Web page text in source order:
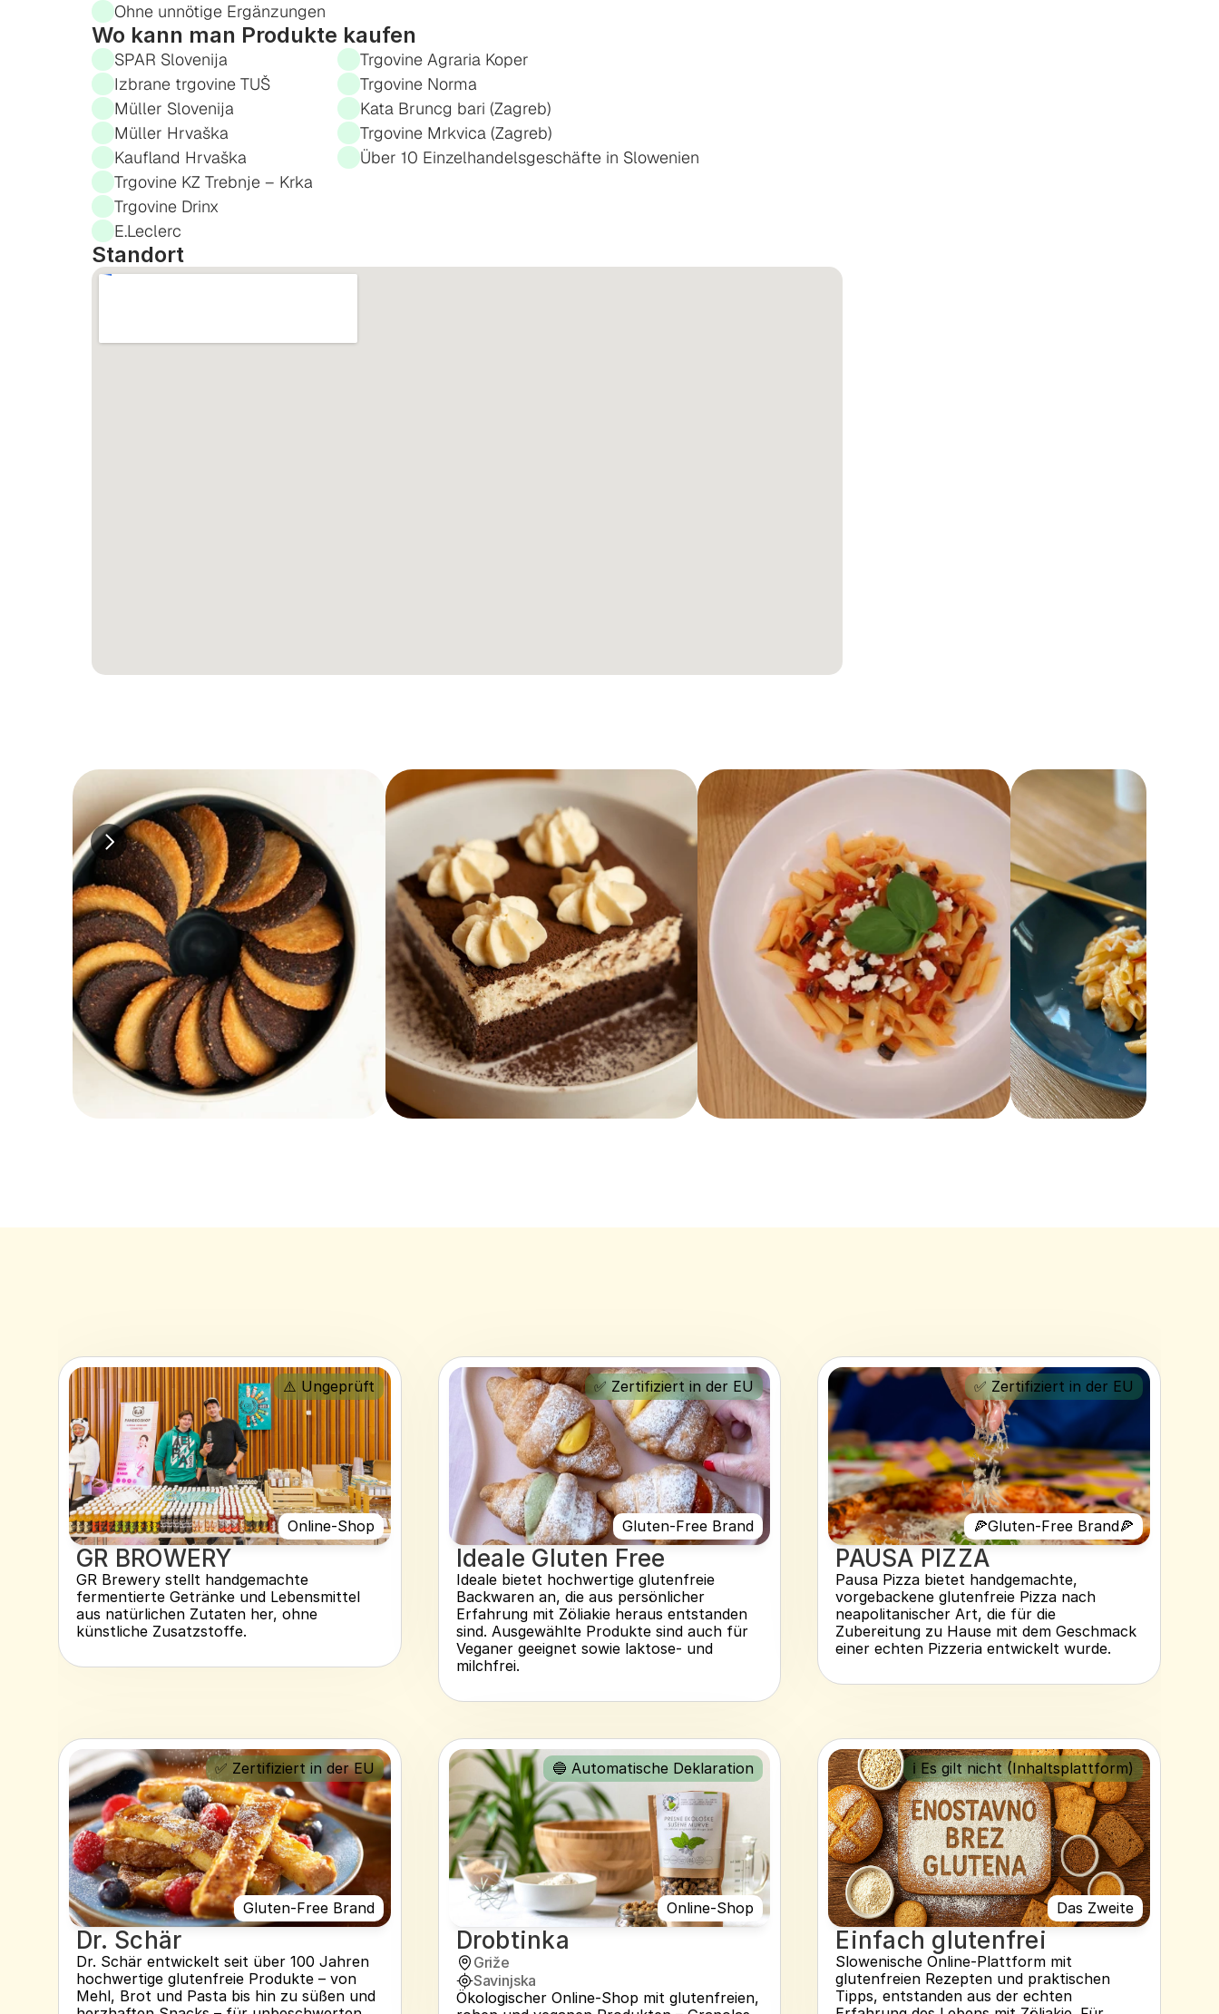
Ohne unnötige Ergänzungen
Wo kann man Produkte kaufen
SPAR Slovenija
Izbrane trgovine TUŠ
Müller Slovenija
Müller Hrvaška
Kaufland Hrvaška
Trgovine KZ Trebnje – Krka
Trgovine Drinx
E.Leclerc
Trgovine Agraria Koper
Trgovine Norma
Kata Bruncg bari (Zagreb)
Trgovine Mrkvica (Zagreb)
Über 10 Einzelhandelsgeschäfte in Slowenien
Standort
Online-Shop
⚠️ Ungeprüft
GR BROWERY
GR Brewery stellt handgemachte
fermentierte Getränke und Lebensmittel
aus natürlichen Zutaten her, ohne
künstliche Zusatzstoffe.
Gluten-Free Brand
✅ Zertifiziert in der EU
Ideale Gluten Free
Ideale bietet hochwertige glutenfreie
Backwaren an, die aus persönlicher
Erfahrung mit Zöliakie heraus entstanden
sind. Ausgewählte Produkte sind auch für
Veganer geeignet sowie laktose- und
milchfrei.
🍕Gluten-Free Brand🍕
✅ Zertifiziert in der EU
PAUSA PIZZA
Pausa Pizza bietet handgemachte,
vorgebackene glutenfreie Pizza nach
neapolitanischer Art, die für die
Zubereitung zu Hause mit dem Geschmack
einer echten Pizzeria entwickelt wurde.
Gluten-Free Brand
✅ Zertifiziert in der EU
Dr. Schär
Dr. Schär entwickelt seit über 100 Jahren
hochwertige glutenfreie Produkte – von
Mehl, Brot und Pasta bis hin zu süßen und
Online-Shop
🔵 Automatische Deklaration
Drobtinka
Griže
Savinjska
Ökologischer Online-Shop mit glutenfreien,
Das Zweite
ℹ️ Es gilt nicht (Inhaltsplattform)
Einfach glutenfrei
Slowenische Online-Plattform mit
glutenfreien Rezepten und praktischen
Tipps, entstanden aus der echten